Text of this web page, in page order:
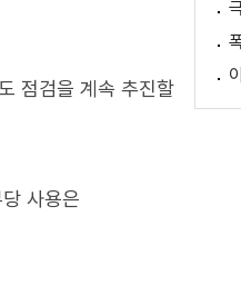
점검을 계속 추진할
사용은